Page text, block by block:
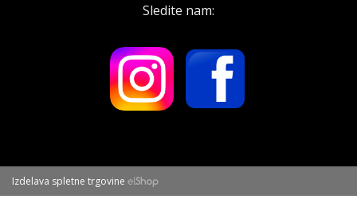
Sledite nam:
Izdelava spletne trgovine